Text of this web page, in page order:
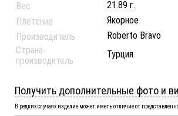
Вес
21.89 г.
Плетение
Якорное
Производитель
Roberto Bravo
Страна-
производитель
Турция
Получить дополнительные фото и
В редких случаях изделие может иметь отличие от